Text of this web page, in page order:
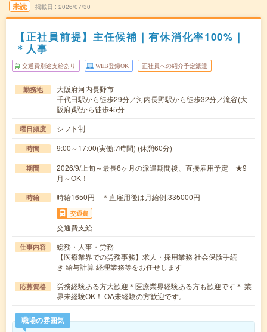
未読 掲載日 2026/07/30
【正社員前提】主任候補｜有休消化率100%｜
＊人事
交通費別途支給あり WEB登録OK 正社員への紹介予定派遣
勤務地
大阪府河内長野市
千代田駅から徒歩29分／河内長野駅から徒歩32分／滝谷(大
阪府)駅から徒歩45分
曜日頻度 シフト制
時間 9:00～17:00(実働:7時間) (休憩60分)
期間
2026/9/上旬～最長6ヶ月の派遣期間後、直接雇用予定 ★9
月～OK！
時給 時給1650円 ＊直雇用後は月給例:335000円
交通費
交通費支給
仕事内容
総務・人事・労務
【医療業界での労務事務】求人・採用業務 社会保険手続
き 給与計算 経理業務等をお任せします
応募資格
労務経験ある方大歓迎＊医療業界経験ある方も歓迎です＊ 業
界未経験OK！ OA未経験の方歓迎です。
職場の雰囲気